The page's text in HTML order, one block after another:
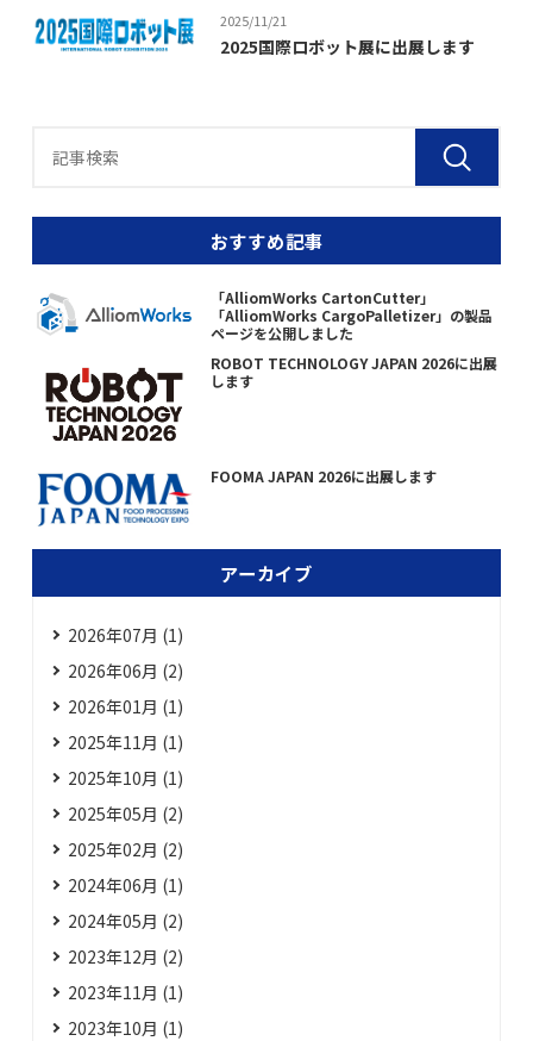
2025/11/21
2025国際ロボット展に出展します
おすすめ記事
「AlliomWorks CartonCutter」
「AlliomWorks CargoPalletizer」の製品
ページを公開しました
ROBOT TECHNOLOGY JAPAN 2026に出展
します
FOOMA JAPAN 2026に出展します
アーカイブ
2026年07月 (1)
2026年06月 (2)
2026年01月 (1)
2025年11月 (1)
2025年10月 (1)
2025年05月 (2)
2025年02月 (2)
2024年06月 (1)
2024年05月 (2)
2023年12月 (2)
2023年11月 (1)
2023年10月 (1)